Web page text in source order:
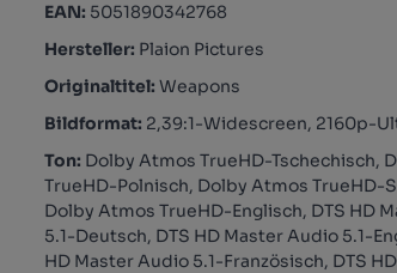
EAN: 5051890342768
Hersteller: Plaion Pictures
Originaltitel:Weapons
Bildformat: 2,39:1-Widescreen, 2160p-
Ton: Dolby Atmos TrueHD-Tschechisch,
TrueHD-Polnisch, Dolby Atmos TrueHD-
Dolby Atmos TrueHD-Englisch, DTS HD
5.1-Deutsch, DTS HD Master Audio 5.1-
HD Master Audio 5.1-Französisch, DTS